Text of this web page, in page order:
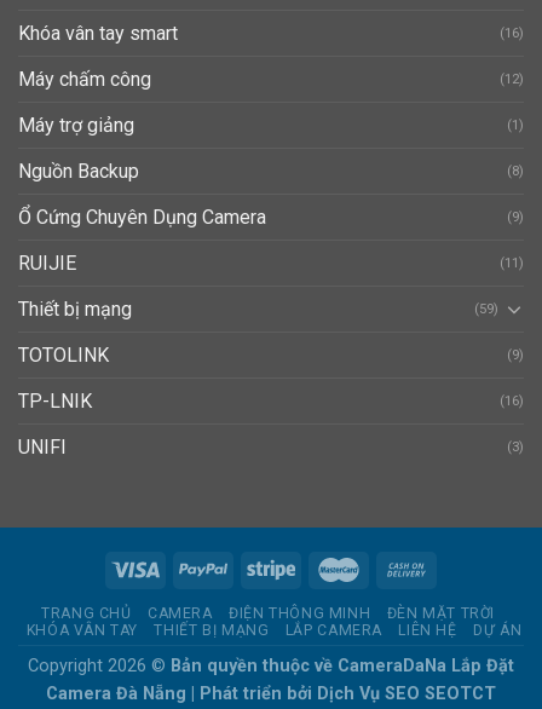
Khóa vân tay smart (16)
Máy chấm công (12)
Máy trợ giảng (1)
Nguồn Backup (8)
Ổ Cứng Chuyên Dụng Camera (9)
RUIJIE (11)
Thiết bị mạng (59)
TOTOLINK (9)
TP-LNIK (16)
UNIFI (3)
TRANG CHỦ CAMERA ĐIỆN THÔNG MINH
ĐÈN MẶT TRỜI
KHÓA VÂN TAY
THIẾT BỊ MẠNG LẮP CAMERA LIÊN HỆ DỰ ÁN
Copyright 2026 © Bản quyền thuộc về CameraDaNa Lắp Đặt
Camera Đà Nẵng | Phát triển bởi Dịch Vụ SEO SEOTCT